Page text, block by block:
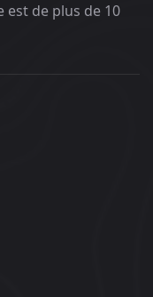
est de plus de 10